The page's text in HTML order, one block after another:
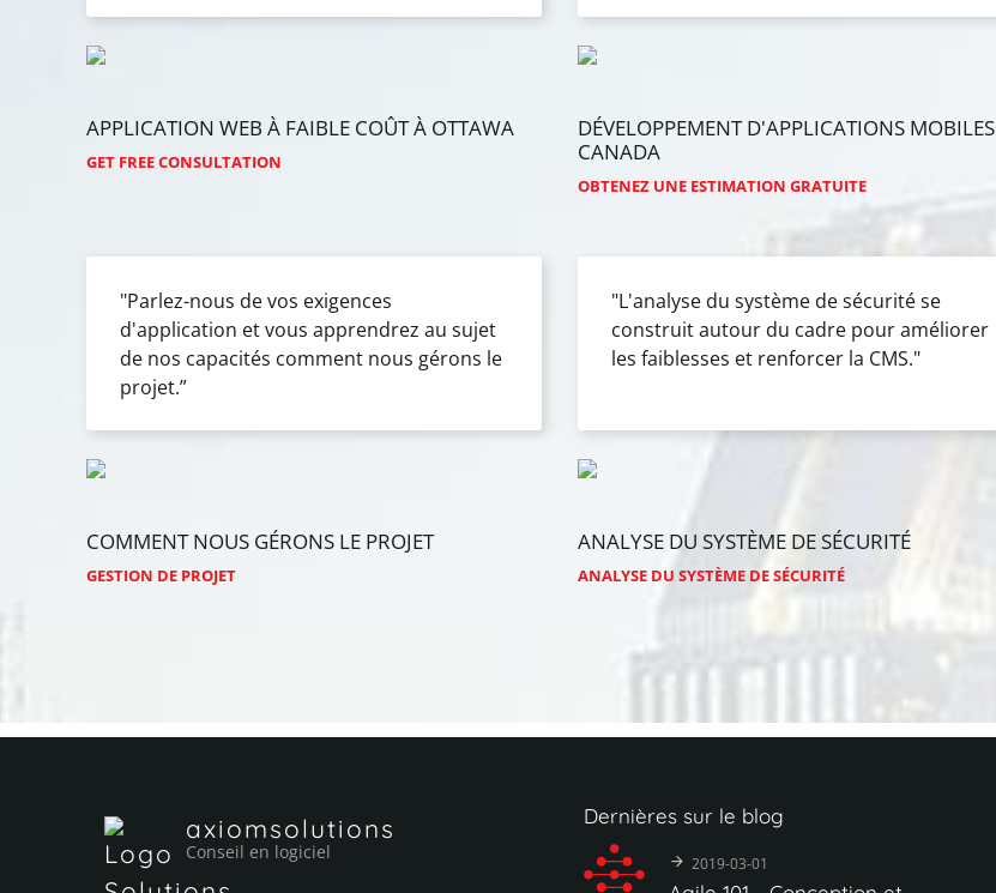
APPLICATION WEB À FAIBLE COÛTÀ OTTAWA
GET FREE CONSULTATION
DÉVELOPPEMENT D'APPLICATIONS MOBILES
CANADA
OBTENEZ UNE ESTIMATION GRATUITE
"Parlez-nous de vos exigences
d'application et vous apprendrez au sujet
de nos capacités comment nous gérons le
projet.”
COMMENT NOUS GÉRONS LE PROJET
GESTION DE PROJET
"L'analyse du système de sécurité se
construit autour du cadre pour améliorer
les faiblesses et renforcer la CMS."
ANALYSE DU SYSTÈME DESÉCURITÉ
ANALYSE DU SYSTÈME DE SÉCURITÉ
axiomsolutions
Conseil en logiciel
Dernières sur le blog
2019-03-01